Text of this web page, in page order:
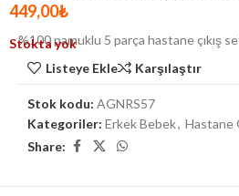
449,00₺
%100 pamuklu 5 parça hastane çıkış
Stokta yok
Listeye Ekle
Karşılaştır
Stok kodu: AGNRS57
Kategoriler: Erkek Bebek, Hastane
Share: